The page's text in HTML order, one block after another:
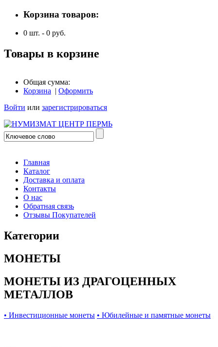
Корзина товаров:
0 шт. - 0 руб.
Товары в корзине
Общая сумма:
Корзина | Оформить
Войти или зарегистрироваться
Главная
Каталог
Доставка и оплата
Контакты
О нас
Обратная связь
Отзывы Покупателей
Категории
МОНЕТЫ
МОНЕТЫ ИЗ ДРАГОЦЕННЫХ
МЕТАЛЛОВ
• Инвестиционные монеты • Юбилейные и памятные монеты